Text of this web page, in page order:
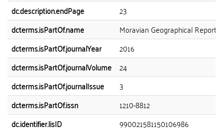
dc.description.endPage
23
dcterms.isPartOf.name
Moravian Geographical Reports
dcterms.isPartOf.journalYear
2016
dcterms.isPartOf.journalVolume 24
dcterms.isPartOf.journalIssue
3
dcterms.isPartOf.issn
1210-8812
dc.identifier.lisID
990021581150106986